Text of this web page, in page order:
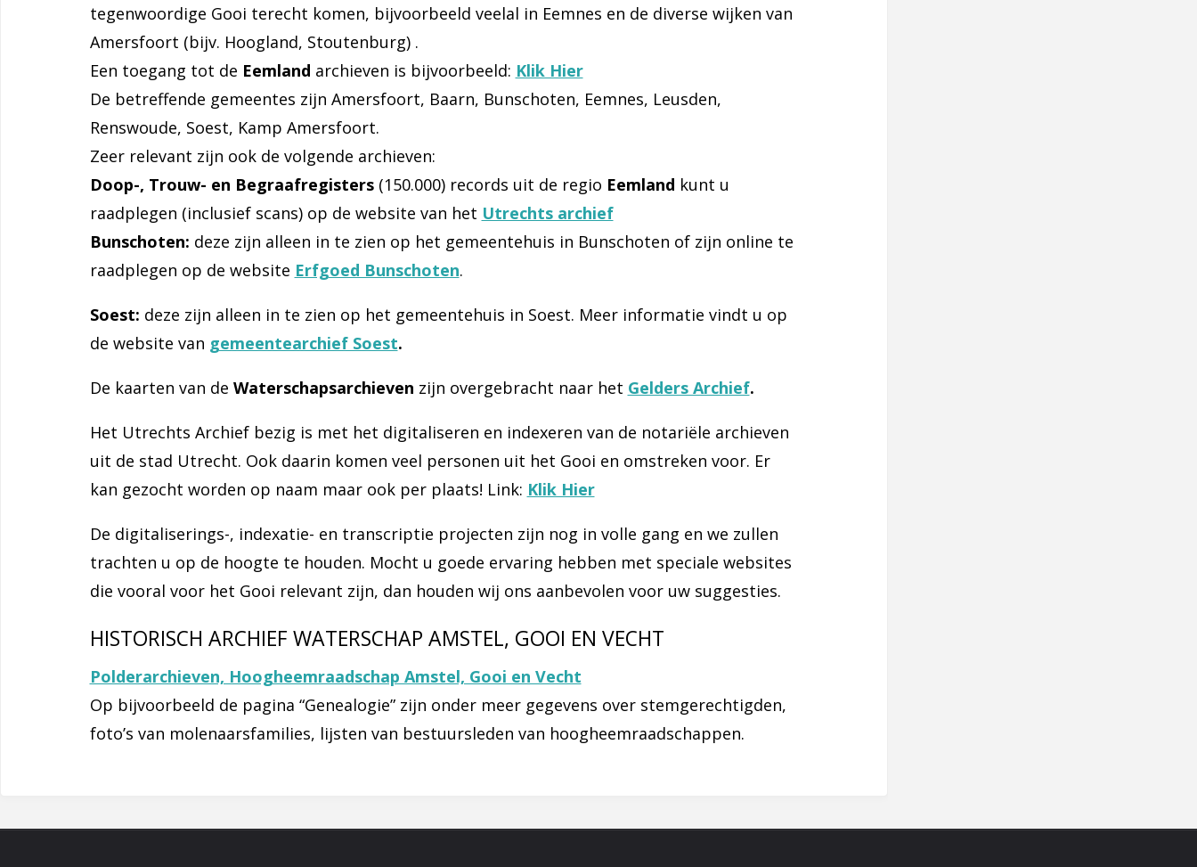
tegenwoordige Gooi terecht komen, bijvoorbeeld veelal in Eemnes en de diverse wijken van
Amersfoort (bijv. Hoogland, Stoutenburg) .
Een toegang tot de Eemland archieven is bijvoorbeeld: Klik Hier
De betreffende gemeentes zijn Amersfoort, Baarn, Bunschoten, Eemnes, Leusden,
Renswoude, Soest, Kamp Amersfoort.
Zeer relevant zijn ook de volgende archieven:
Doop-, Trouw- en Begraafregisters(150.000) records uit de regio Eemland kunt u
raadplegen (inclusief scans) op de website van het Utrechts archief
Bunschoten: deze zijn alleen in te zien op het gemeentehuis in Bunschoten of zijn online te
raadplegen op de website Erfgoed Bunschoten.
Soest: deze zijn alleen in te zien op het gemeentehuis in Soest. Meer informatie vindt u op
de website van gemeentearchief Soest.
De kaarten van de Waterschapsarchieven zijn overgebracht naar het Gelders Archief.
Het Utrechts Archief bezig is met het digitaliseren en indexeren van de notariële archieven
uit de stad Utrecht. Ook daarin komen veel personen uit het Gooi en omstreken voor. Er
kan gezocht worden op naam maar ook per plaats! Link: Klik Hier
De digitaliserings-, indexatie- en transcriptie projecten zijn nog in volle gang en we zullen
trachten u op de hoogte te houden. Mocht u goede ervaring hebben met speciale websites
die vooral voor het Gooi relevant zijn, dan houden wij ons aanbevolen voor uw suggesties.
HISTORISCH ARCHIEF WATERSCHAP AMSTEL, GOOI EN VECHT
Polderarchieven, Hoogheemraadschap Amstel, Gooi en Vecht
Op bijvoorbeeld de pagina “Genealogie” zijn onder meer gegevens over stemgerechtigden,
foto’s van molenaarsfamilies, lijsten van bestuursleden van hoogheemraadschappen.